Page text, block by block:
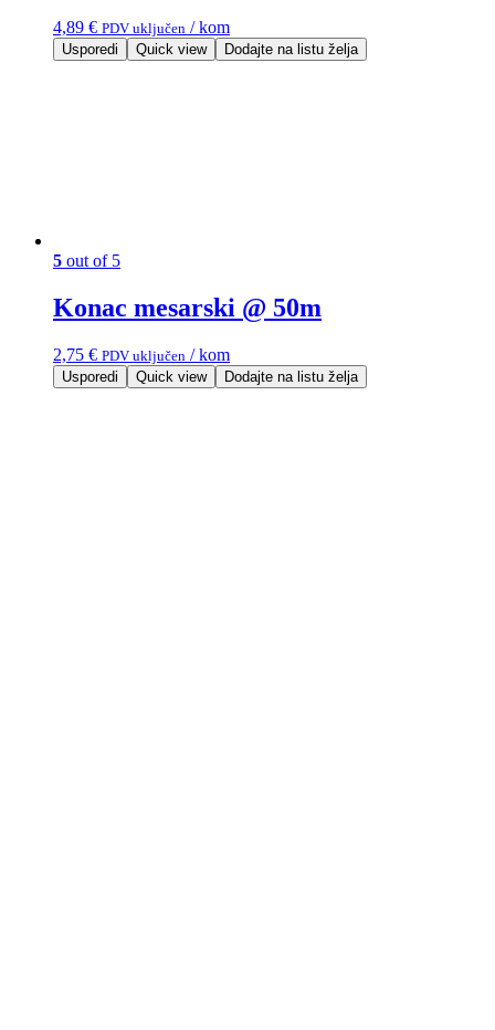
4,89 € PDV uključen / kom
Usporedi Quick view Dodajte na listu želja
5 out of 5
Konac mesarski @ 50m
2,75 € PDV uključen / kom
Usporedi Quick view Dodajte na listu želja